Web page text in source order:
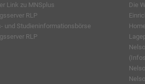
Link zu MNSplus
RLP
und Studieninformationsbörse
RLP
Die
Home